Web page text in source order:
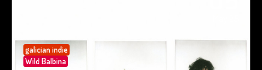
galician indie
Wild Balbina